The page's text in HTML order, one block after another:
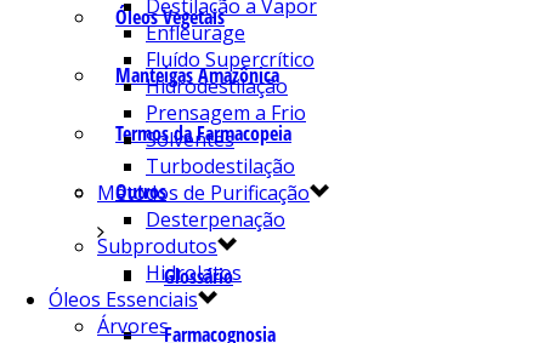
Óleos Vegetais
Manteigas Amazônica
Termos da Farmacopeia
Outros
Glossário
Farmacognosia
Destilação a Vapor
Enfleurage
Fluído Supercrítico
Hidrodestilação
Prensagem a Frio
Solventes
Turbodestilação
Métodos de Purificação
Desterpenação
Subprodutos
Hidrolatos
Óleos Essenciais
Árvores